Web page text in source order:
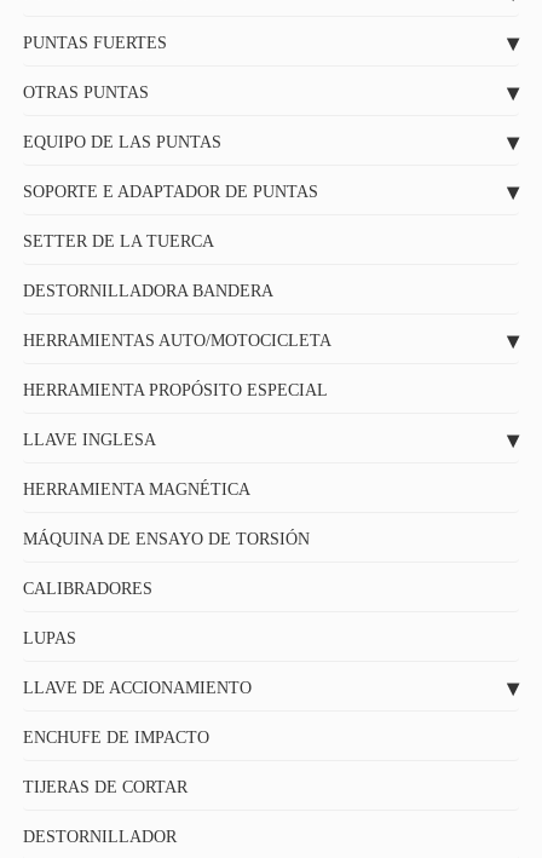
PUNTAS FUERTES
OTRAS PUNTAS
EQUIPO DE LAS PUNTAS
SOPORTE E ADAPTADOR DE PUNTAS
SETTER DE LA TUERCA
DESTORNILLADORA BANDERA
HERRAMIENTAS AUTO/MOTOCICLETA
HERRAMIENTA PROPÓSITO ESPECIAL
LLAVE INGLESA
HERRAMIENTA MAGNÉTICA
MÁQUINA DE ENSAYO DE TORSIÓN
CALIBRADORES
LUPAS
LLAVE DE ACCIONAMIENTO
ENCHUFE DE IMPACTO
TIJERAS DE CORTAR
DESTORNILLADOR